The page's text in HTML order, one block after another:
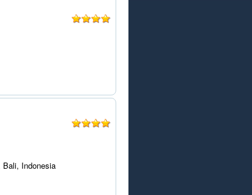
Bali, Indonesia